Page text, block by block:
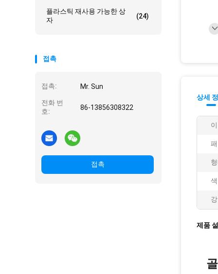
플라스틱 재사용 가능한 상
자
(24)
접촉
접촉: Mr. Sun
전화 번
호:
86-13856308322
접촉
상세
제품